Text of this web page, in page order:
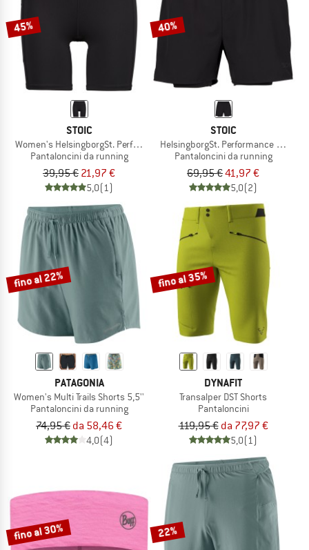
45%
STOIC
Women's HelsingborgSt. Performance Short Tights II
Pantaloncini da running
39,95 € 21,97 €
5,0(1)
40%
STOIC
HelsingborgSt. Performance 2in1
Pantaloncini da running
69,95 €41,97 €
5,0(2)
fino al 22%
PATAGONIA
Women's Multi Trails Shorts 5,5''
Pantaloncini da running
74,95 € da 58,46 €
4,0(4)
fino al 35%
DYNAFIT
Transalper DST Shorts
Pantaloncini
119,95 € da 77,97 €
5,0(1)
fino al 30% 22%